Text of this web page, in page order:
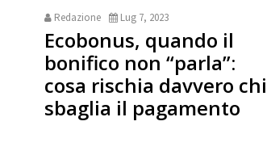
Redazione Lug 7, 2023
Ecobonus, quando il
bonifico non “parla”:
cosa rischia davvero chi
sbaglia il pagamento